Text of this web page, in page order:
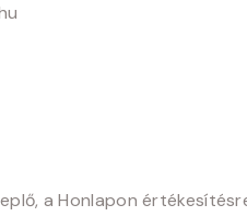
a Honlapon